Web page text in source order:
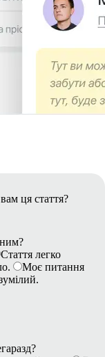
ця стаття?
Стаття легко
Моє питання